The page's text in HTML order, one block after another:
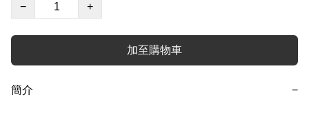
−
+
加至購物車
簡介 −